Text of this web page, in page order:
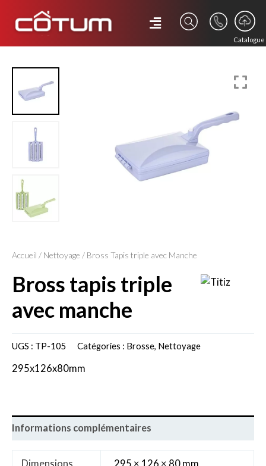
Catalogue
Accueil / Nettoyage / Bross Tapis triple avec Manche
bross tapis triple
avec manche
UGS : TP-105 Catégories : Brosse, Nettoyage
295x126x80mm
Informations complémentaires
Dimensions 295 × 126 × 80 mm